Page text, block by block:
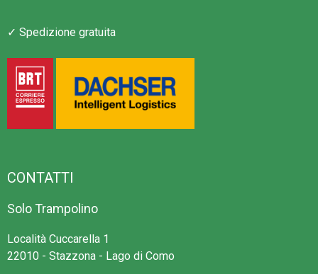
✓ Spedizione gratuita
CONTATTI
Solo Trampolino
Località Cuccarella 1
22010 - Stazzona - Lago di Como